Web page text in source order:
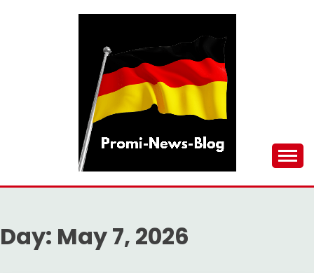
PROMI-NEWS-BLOG
Day: May 7, 2026